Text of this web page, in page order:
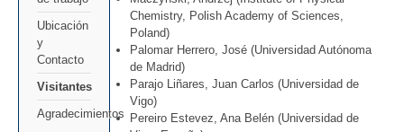
Ubicación
y
Contacto
Visitantes
Agradecimientos
Chemistry, Polish Academy of Sciences,
Poland)
Palomar Herrero, José (Universidad Autónoma
de Madrid)
Parajo Liñares, Juan Carlos (Universidad de
Vigo)
Pereiro Estevez, Ana Belén (Universidad de